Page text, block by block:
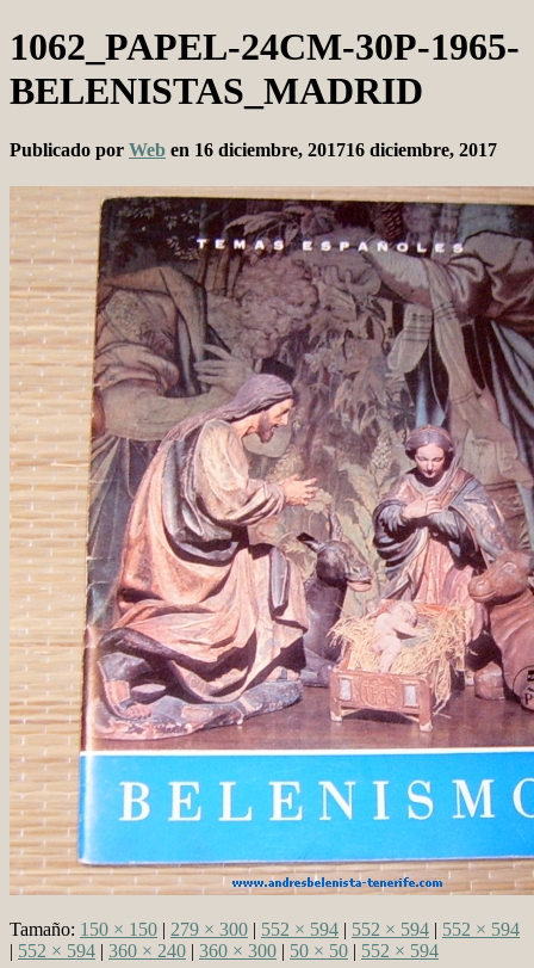
1062_PAPEL-24CM-30P-1965-
BELENISTAS_MADRID
Publicado por Web en 16 diciembre, 201716 diciembre, 2017
Tamaño: 150 × 150 | 279 × 300 | 552 × 594 | 552 × 594 | 552 × 594
| 552 × 594 | 360 × 240 | 360 × 300 | 50 × 50 | 552 × 594